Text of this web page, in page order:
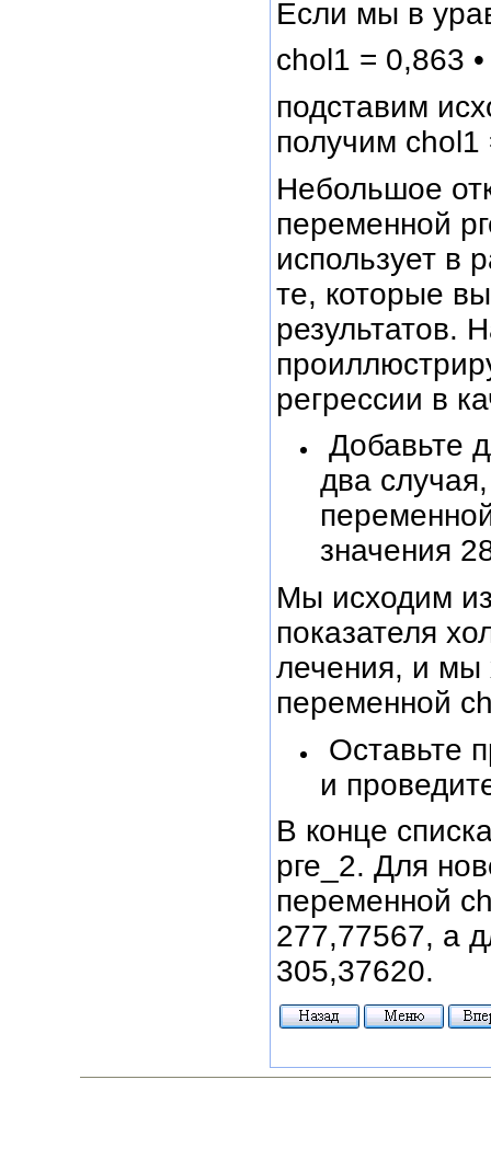
Если мы в
chol1 = 0,863
подставим
получим
Небольшое
переменной
использует в
те, которые
результатов.
регрессии в
Добавьте
два
значения
Мы исходим
показателя
лечения, и мы
переменной
Оставьте
и
В конце
рге_2. Для
переменной
277,77567, а
305,37620.